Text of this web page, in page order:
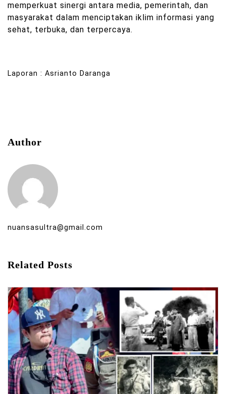
memperkuat sinergi antara media, pemerintah, dan
masyarakat dalam menciptakan iklim informasi yang
sehat, terbuka, dan terpercaya.
Laporan : Asrianto Daranga
Author
nuansasultra@gmail.com
Related Posts